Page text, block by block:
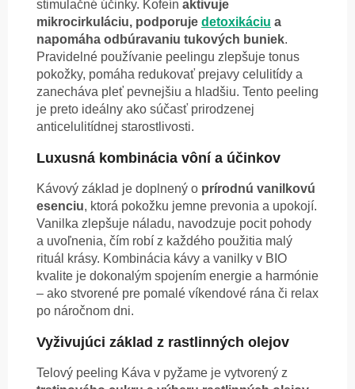
stimulačné účinky. Kofeín aktivuje
mikrocirkuláciu, podporuje detoxikáciu a
napomáha odbúravaniu tukových buniek.
Pravidelné používanie peelingu zlepšuje tonus
pokožky, pomáha redukovať prejavy celulitídy a
zanecháva pleť pevnejšiu a hladšiu. Tento peeling
je preto ideálny ako súčasť prirodzenej
anticelulitídnej starostlivosti.
Luxusná kombinácia vôní a účinkov
Kávový základ je doplnený o prírodnú vanilkovú
esenciu, ktorá pokožku jemne prevonia a upokojí.
Vanilka zlepšuje náladu, navodzuje pocit pohody
a uvoľnenia, čím robí z každého použitia malý
rituál krásy. Kombinácia kávy a vanilky v BIO
kvalite je dokonalým spojením energie a harmónie
– ako stvorené pre pomalé víkendové rána či relax
po náročnom dni.
Vyživujúci základ z rastlinných olejov
Telový peeling Káva v pyžame je vytvorený z